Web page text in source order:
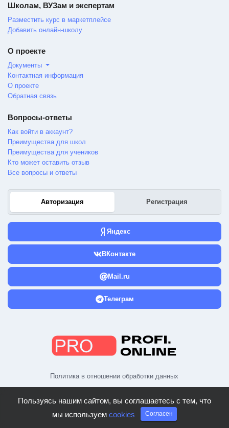
Политика в отношении обработки данных
Школам, ВУЗам и экспертам
Разместить курс в маркетплейсе
Добавить онлайн-школу
О проекте
Документы
Контактная информация
О проекте
Обратная связь
Вопросы-ответы
Как войти в аккаунт?
Преимущества для школ
Преимущества для учеников
Кто может оставить отзыв
Все вопросы и ответы
Авторизация Регистрация
Яндекс
ВКонтакте
Mail.ru
Телеграм
Пользуясь нашим сайтом, вы соглашаетесь с тем, что
мы используем cookies Согласен